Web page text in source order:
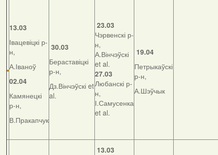
13.03
Івацевіцкі р-
н,
А.Іваноў
02.04
Камянецкі
р-н,
В.Пракапчук
30.03
Бераставіцкі
р-н,
Дз.Вінчэўскі et
al.
23.03
Чэрвенскі р-
н,
А.Вінчэўскі
et al.
27.03
Любанскі р-
н,
І.Самусенка
et al.
19.04
Петрыкаўскі
р-н,
А.Шэўчык
13.03